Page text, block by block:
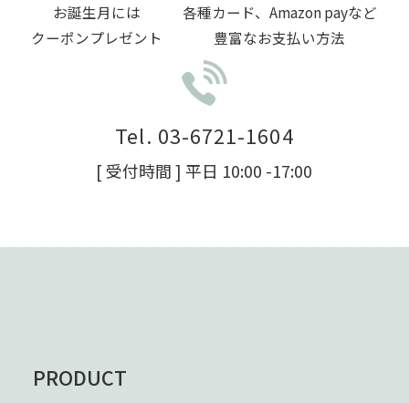
お誕生月には
クーポンプレゼント
各種カード、Amazon payなど
豊富なお支払い方法
Tel. 03-6721-1604
[ 受付時間 ] 平日 10:00 -17:00
PRODUCT